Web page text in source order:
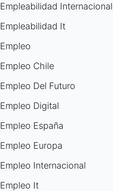
Empleabilidad Internacional
Empleabilidad It
Empleo
Empleo Chile
Empleo Del Futuro
Empleo Digital
Empleo España
Empleo Europa
Empleo Internacional
Empleo It